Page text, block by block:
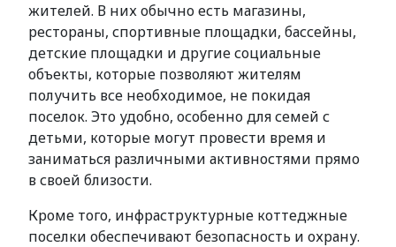
жителей. В них обычно есть магазины,
рестораны, спортивные площадки, бассейны,
детские площадки и другие социальные
объекты, которые позволяют жителям
получить все необходимое, не покидая
поселок. Это удобно, особенно для семей с
детьми, которые могут провести время и
заниматься различными активностями прямо
в своей близости.
Кроме того, инфраструктурные коттеджные
поселки обеспечивают безопасность и охрану.